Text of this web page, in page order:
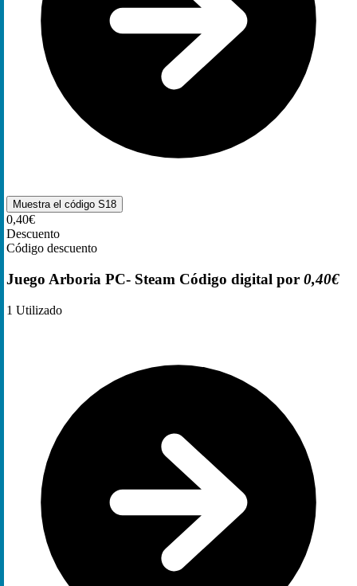
Muestra el código S18
0,40€
Descuento
Código descuento
Juego Arboria PC- Steam Código digital por 0,40€
1 Utilizado